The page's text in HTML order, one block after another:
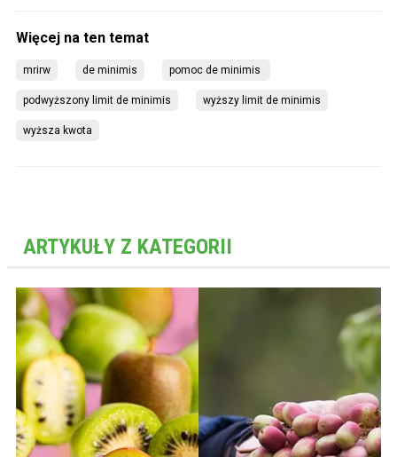
mrirw de minimis pomoc de minimis
podwyższony limit de minimis wyższy limit de minimis
wyższa kwota
ARTYKUŁY Z KATEGORII